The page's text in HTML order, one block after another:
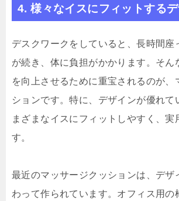
4. 様々なイスにフィットする
デスクワークをしていると、長時間座
が続き、体に負担がかかります。そん
を向上させるために重宝されるのが、
ションです。特に、デザインが優れて
まざまなイスにフィットしやすく、実
す。
最近のマッサージクッションは、デザ
わって作られています。オフィス用の